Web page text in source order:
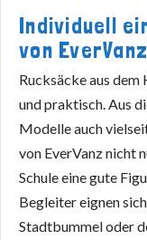
Individuell
von EverVanz
Rucksäcke aus dem
und praktisch. Aus
Modelle auch
von EverVanz nicht
Schule eine gute
Begleiter eignen
Stadtbummel oder